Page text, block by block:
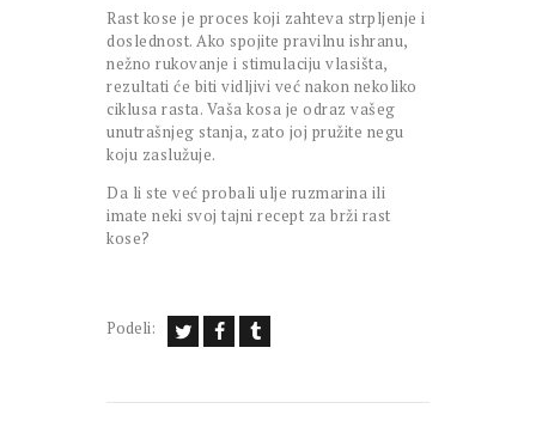
Rast kose je proces koji zahteva strpljenje i
doslednost. Ako spojite pravilnu ishranu,
nežno rukovanje i stimulaciju vlasišta,
rezultati će biti vidljivi već nakon nekoliko
ciklusa rasta. Vaša kosa je odraz vašeg
unutrašnjeg stanja, zato joj pružite negu
koju zaslužuje.
Da li ste već probali ulje ruzmarina ili
imate neki svoj tajni recept za brži rast
kose?
Podeli: